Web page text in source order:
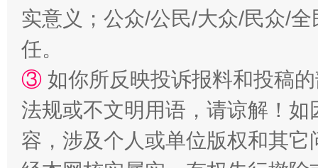
扯下公款旅游的“隐身衣” 如何以
实意义；公众/公民/大众/民众/
任。
③ 如你所反映投诉报料和投稿
法规或不文明用语，请谅解！
容，涉及个人或单位版权和其它